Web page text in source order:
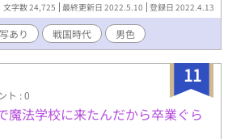
文字数 24,725 最終更新日 2022.5.10 登録日 2022.4.13
あり 戦国時代 男色
11
ト : 0
魔法学校に来たんだから卒業ぐら